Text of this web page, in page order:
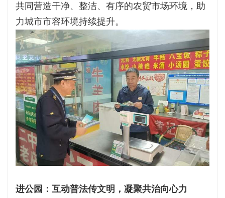
共同营造干净、整洁、有序的农贸市场环境，助
力城市市容环境持续提升。
进公园：互动普法传文明，凝聚共治向心力